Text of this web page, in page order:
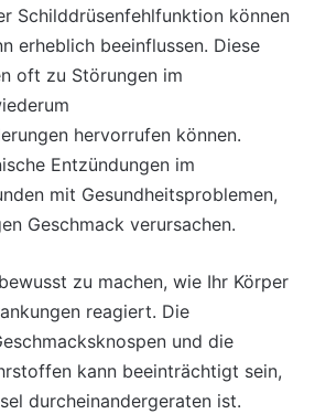
Schilddrüsenfehlfunktion können
erheblich beeinflussen. Diese
oft zu Störungen im
hervorrufen können.
Entzündungen im
mit Gesundheitsproblemen,
Geschmack verursachen.
zu machen, wie Ihr Körper
reagiert. Die
und die
kann beeinträchtigt sein,
durcheinandergeraten ist.